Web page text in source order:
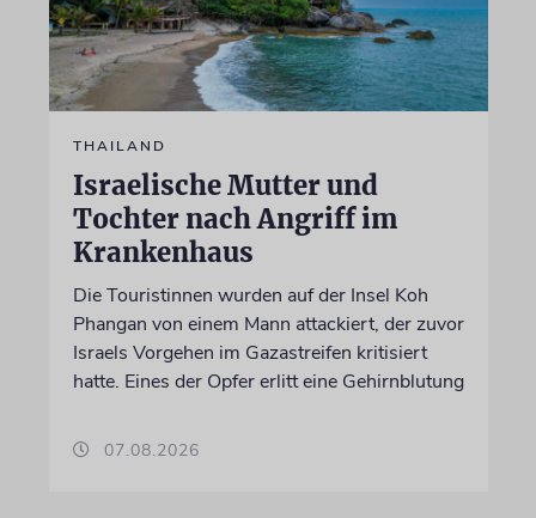
THAILAND
Israelische Mutter und
Tochter nach Angriff im
Krankenhaus
Die Touristinnen wurden auf der Insel Koh
Phangan von einem Mann attackiert, der zuvor
Israels Vorgehen im Gazastreifen kritisiert
hatte. Eines der Opfer erlitt eine Gehirnblutung
07.08.2026